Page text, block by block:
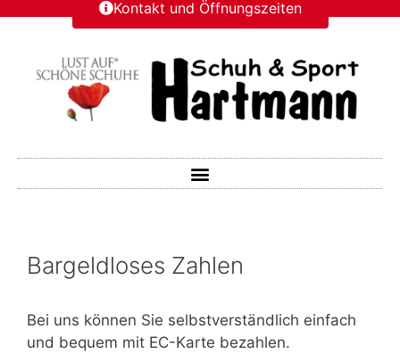
Kontakt und Öffnungszeiten
Bargeldloses Zahlen
Bei uns können Sie selbstverständlich einfach
und bequem mit EC-Karte bezahlen.